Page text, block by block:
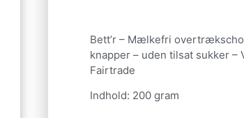
Bett’r – Mælkefri
knapper – uden tilsat sukker –
Fairtrade
Indhold: 200 gram